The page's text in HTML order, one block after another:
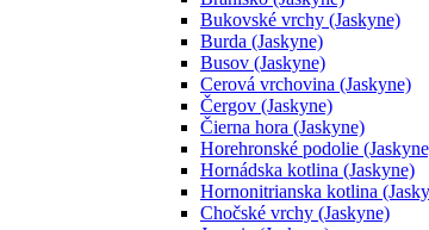
Bukovské vrchy (Jaskyne)
Burda (Jaskyne)
Busov (Jaskyne)
Cerová vrchovina (Jaskyne)
Čergov (Jaskyne)
Čierna hora (Jaskyne)
Horehronské podolie
Hornádska kotlina (Jaskyne)
Hornonitrianska kotlina
Chočské vrchy (Jaskyne)